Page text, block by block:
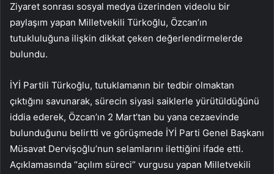
Ziyaret sonrası sosyal medya üzerinden videolu bir
paylaşım yapan Milletvekili Türkoğlu, Özcan’ın
tutukluluğuna ilişkin dikkat çeken değerlendirmelerde
bulundu.
İYİ Partili Türkoğlu, tutuklamanın bir tedbir olmaktan
çıktığını savunarak, sürecin siyasi saiklerle yürütüldüğünü
iddia ederek, Özcan’ın 2 Mart’tan bu yana cezaevinde
bulunduğunu belirtti ve görüşmede İYİ Parti Genel Başkanı
Müsavat Dervişoğlu’nun selamlarını ilettiğini ifade etti.
Açıklamasında “açılım süreci” vurgusu yapan Milletvekili